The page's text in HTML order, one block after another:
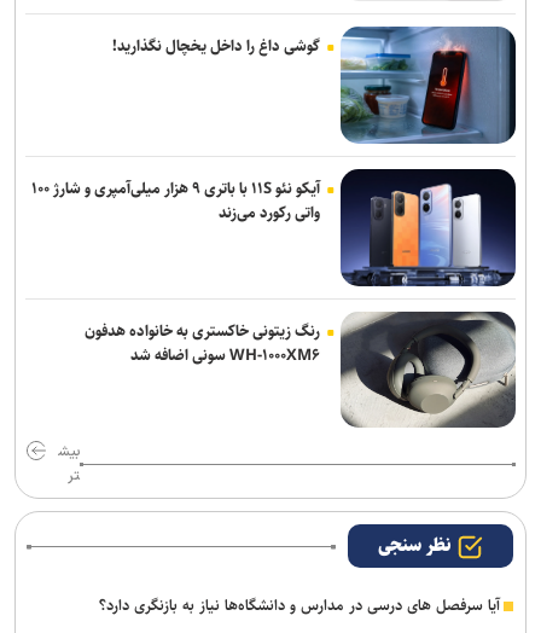
گوشی داغ را داخل یخچال نگذارید!
آیکو نئو ۱۱S با باتری ۹ هزار میلی‌آمپری و شارژ ۱۰۰
واتی رکورد می‌زند
رنگ زیتونی خاکستری به خانواده هدفون
WH-۱۰۰۰XM۶ سونی اضافه شد
بیش
تر
نظر سنجی
آیا سرفصل های درسی در مدارس و دانشگاه‌ها نیاز به بازنگری دارد؟